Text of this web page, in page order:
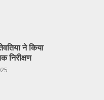
ने किया
निरीक्षण